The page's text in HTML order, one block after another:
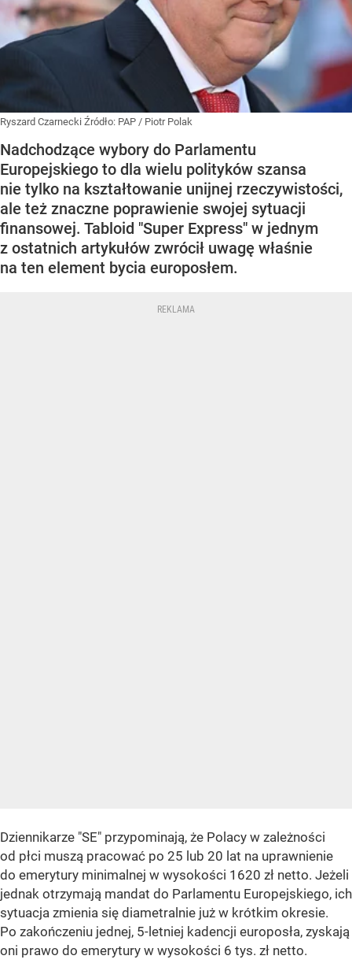
Ryszard Czarnecki Źródło: PAP / Piotr Polak
Nadchodzące wybory do Parlamentu
Europejskiego to dla wielu polityków szansa
nie tylko na kształtowanie unijnej rzeczywistości,
ale też znaczne poprawienie swojej sytuacji
finansowej. Tabloid "Super Express" w jednym
z ostatnich artykułów zwrócił uwagę właśnie
na ten element bycia europosłem.
Dziennikarze "SE" przypominają, że Polacy w zależności
od płci muszą pracować po 25 lub 20 lat na uprawnienie
do emerytury minimalnej w wysokości 1620 zł netto. Jeżeli
jednak otrzymają mandat do Parlamentu Europejskiego, ich
sytuacja zmienia się diametralnie już w krótkim okresie.
Po zakończeniu jednej, 5-letniej kadencji europosła, zyskają
oni prawo do emerytury w wysokości 6 tys. zł netto.